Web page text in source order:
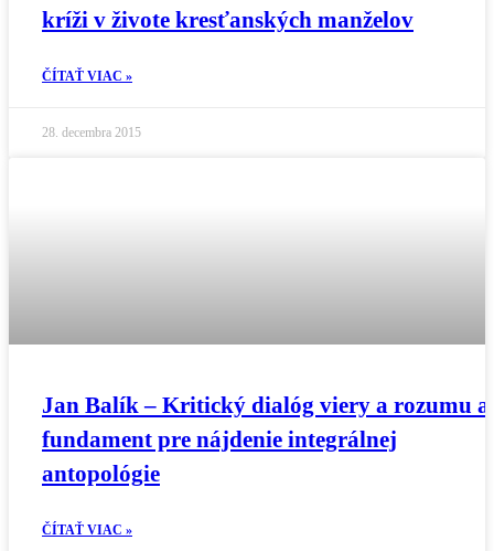
kríži v živote kresťanských manželov
ČÍTAŤ VIAC »
28. decembra 2015
Jan Balík – Kritický dialóg viery a rozumu
fundament pre nájdenie integrálnej
antopológie
ČÍTAŤ VIAC »